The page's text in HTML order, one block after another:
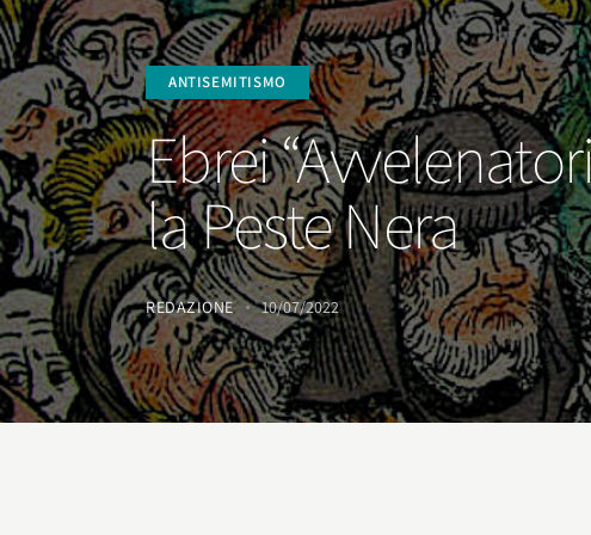
ANTISEMITISMO
Ebrei
la Peste Nera
REDAZIONE 10/07/2022